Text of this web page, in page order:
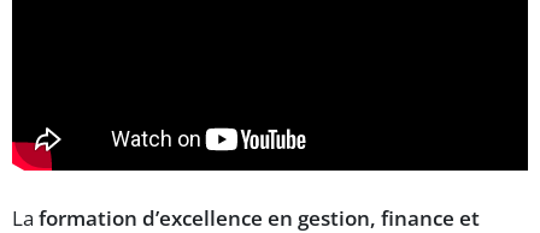
La formation d’excellence en gestion, finance et